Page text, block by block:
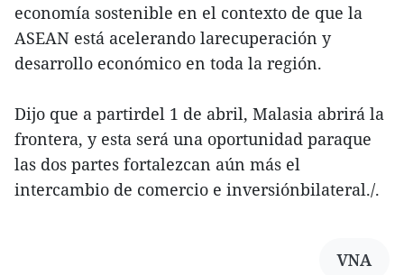
economía sostenible en el contexto de que la
ASEAN está acelerando larecuperación y
desarrollo económico en toda la región.
Dijo que a partirdel 1 de abril, Malasia abrirá la
frontera, y esta será una oportunidad paraque
las dos partes fortalezcan aún más el
intercambio de comercio e inversiónbilateral./.
VNA